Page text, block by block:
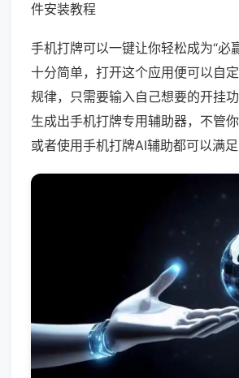
件安装教程
手机打牌可以一键让你轻松成为“必
十分简单，打开这个应用便可以自
规律，只需要输入自己想要的开挂
生成出手机打牌专用辅助器，不管
或者使用手机打牌AI辅助都可以满足